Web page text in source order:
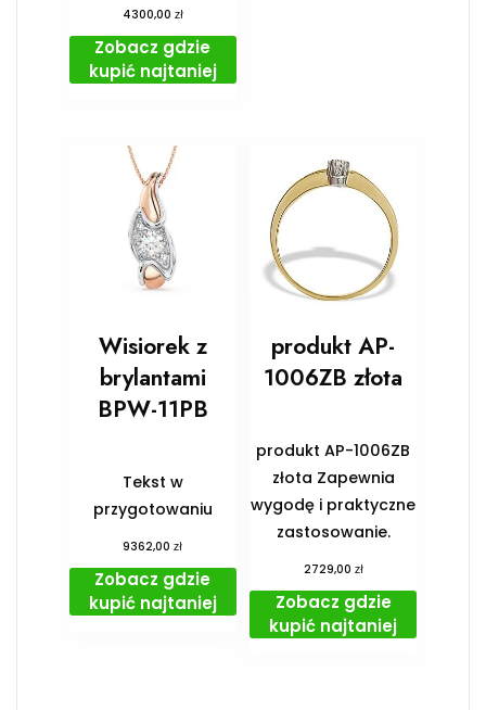
4300,00 zł
Zobacz gdzie
kupić najtaniej
Wisiorek z
brylantami
BPW-11PB
Tekst w
przygotowaniu
9362,00zł
Zobacz gdzie
kupić najtaniej
produkt AP-
1006ZB złota
produkt AP-1006ZB
złota Zapewnia
wygodę i praktyczne
zastosowanie.
2729,00 zł
Zobacz gdzie
kupić najtaniej